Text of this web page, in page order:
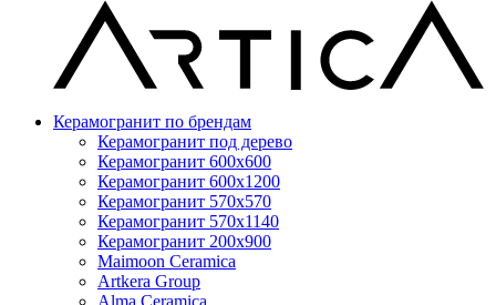
Керамогранит по брендам
Керамогранит под дерево
Керамогранит 600x600
Керамогранит 600x1200
Керамогранит 570x570
Керамогранит 570x1140
Керамогранит 200x900
Maimoon Ceramica
Artkera Group
Alma Ceramica